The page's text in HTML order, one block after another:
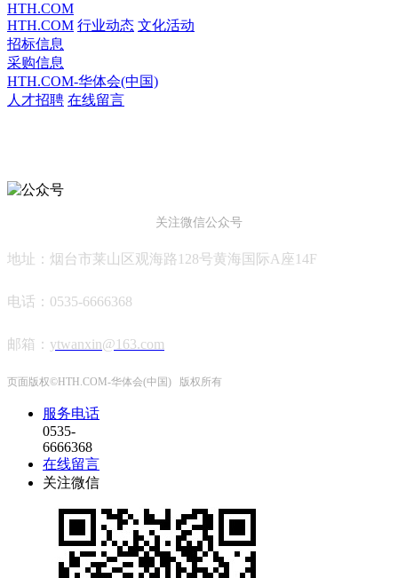
HTH.COM
HTH.COM 行业动态 文化活动
招标信息
采购信息
HTH.COM-华体会(中国)
人才招聘 在线留言
关注微信公众号
地址：烟台市莱山区观海路128号黄海国际A座14F
电话：0535-6666368
邮箱 ： ytwanxin@163.com
页面版权©HTH.COM-华体会(中国) 版权所有
服务电话
0535-
6666368
在线留言
关注微信